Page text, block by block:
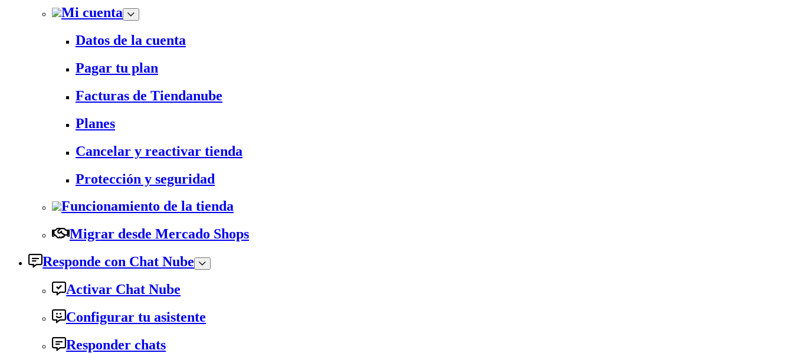
Mi cuenta
Datos de la cuenta
Pagar tu plan
Facturas de Tiendanube
Planes
Cancelar y reactivar tienda
Protección y seguridad
Funcionamiento de la tienda
Migrar desde Mercado Shops
Responde con Chat Nube
Activar Chat Nube
Configurar tu asistente
Responder chats